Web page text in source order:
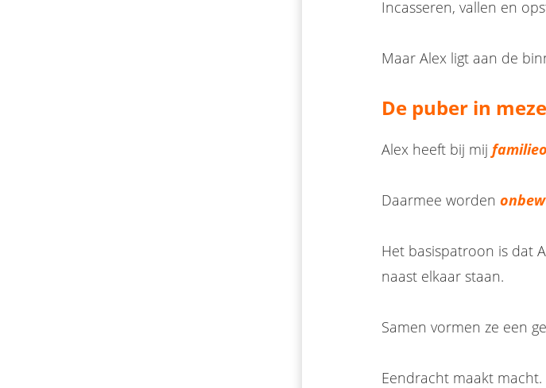
Incasseren, vallen en
Maar Alex ligt aan de
De puber in
Alex heeft bij mij
Daarmee worden
Het basispatroon is dat
naast elkaar staan.
Samen vormen ze een
Eendracht maakt macht.